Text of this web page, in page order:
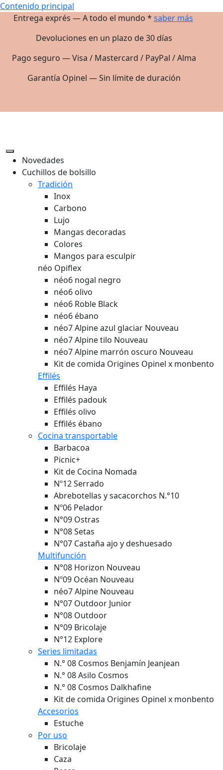
Contenido principal
Entrega exprés — A todo el mundo * saber más
Devoluciones en un plazo de 30 días
Pago seguro — Visa / Mastercard / PayPal / Alma
Garantía Opinel — Sin límite de duración
Novedades
Cuchillos de bolsillo
Tradición
Inox
Carbono
Lujo
Mangas decoradas
Colores
Mangos para esculpir
néo Opiflex
néo6 nogal negro
néo6 olivo
néo6 Roble Black
néo6 ébano
néo7 Alpine azul glaciar Nouveau
néo7 Alpine tilo Nouveau
néo7 Alpine marrón oscuro Nouveau
Kit de comida Origines Opinel x monbento
Effilés
Effilés Haya
Effilés padouk
Effilés olivo
Effilés ébano
Cocina transportable
Barbacoa
Picnic+
Kit de Cocina Nomada
Nº12 Serrado
Abrebotellas y sacacorchos N.°10
Nº06 Pelador
N°09 Ostras
N°08 Setas
N°07 Castaña ajo y deshuesado
Multifunción
N°08 Horizon Nouveau
Nº09 Océan Nouveau
néo7 Alpine Nouveau
N°07 Outdoor Junior
N°08 Outdoor
N°09 Bricolaje
N°12 Explore
Series limitadas
N.° 08 Cosmos Benjamín Jeanjean
N.° 08 Asilo Cosmos
N.° 08 Cosmos Dalkhafine
Kit de comida Origines Opinel x monbento
Accesorios
Estuche
Por uso
Bricolaje
Caza